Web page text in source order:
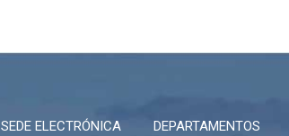
SEDE ELECTRÓNICA DEPARTAMENTOS